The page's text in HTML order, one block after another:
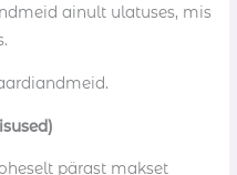
ainult ulatuses, mis
pärast makset